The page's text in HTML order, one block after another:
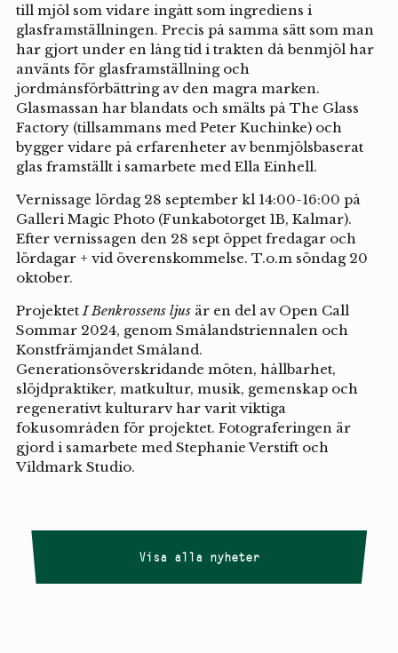
till mjöl som vidare ingått som ingrediens i
glasframställningen. Precis på samma sätt som man
har gjort under en lång tid i trakten då benmjöl har
använts för glasframställning och
jordmånsförbättring av den magra marken.
Glasmassan har blandats och smälts på The Glass
Factory (tillsammans med Peter Kuchinke) och
bygger vidare på erfarenheter av benmjölsbaserat
glas framställt i samarbete med Ella Einhell.
Vernissage lördag 28 september kl 14:00-16:00 på
Galleri Magic Photo (Funkabotorget 1B, Kalmar).
Efter vernissagen den 28 sept öppet fredagar och
lördagar + vid överenskommelse. T.o.m söndag 20
oktober.
Projektet I Benkrossens ljusär en del av Open Call
Sommar 2024, genom Smålandstriennalen och
Konstfrämjandet Småland.
Generationsöverskridande möten, hållbarhet,
slöjdpraktiker, matkultur, musik, gemenskap och
regenerativt kulturarv har varit viktiga
fokusområden för projektet. Fotograferingen är
gjord i samarbete med Stephanie Verstift och
Vildmark Studio.
Visa alla nyheter